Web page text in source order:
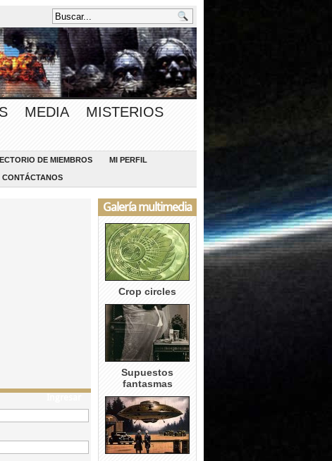
MEDIA
MISTERIOS
DE MIEMBROS MI PERFIL
CONTÁCTANOS
Galería multimedia
Crop circles
Supuestos
fantasmas